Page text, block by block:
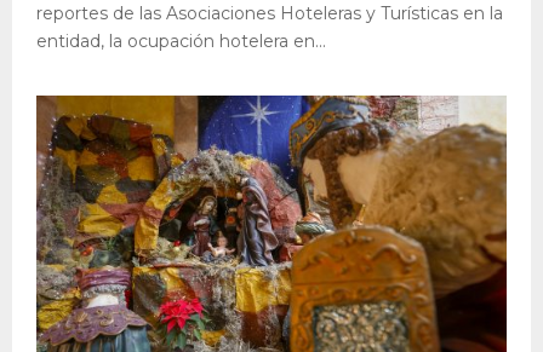
reportes de las Asociaciones Hoteleras y Turísticas en la
entidad, la ocupación hotelera en...